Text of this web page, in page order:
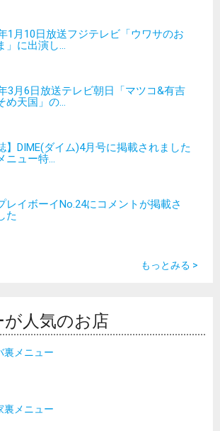
1月10日放送フジテレビ「ウワサのお
」に出演し...
3月6日放送テレビ朝日「マツコ&有吉
め天国」の...
】DIME(ダイム)4月号に掲載されました
ニュー特...
レイボーイNo.24にコメントが掲載さ
た
もっとみる >
人気のお店
裏メニュー
裏メニュー